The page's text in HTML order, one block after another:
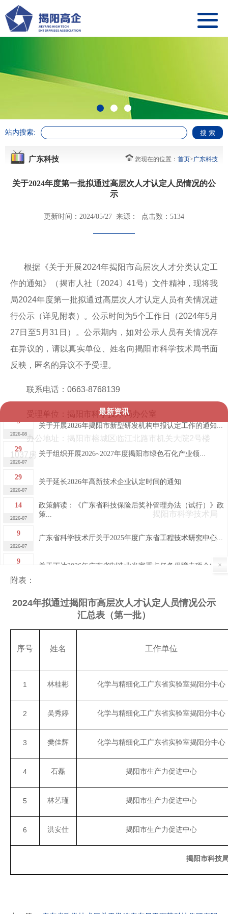
站内搜索:
广东科技 您现在的位置： 首页>广东科技
关于2024年度第一批拟通过高层次人才认定人员情况的公
示
更新时间：2024/05/27 来源： 点击数：5134
根据《关于开展2024年揭阳市高层次人才分类认定工
作的通知》（揭市人社〔2024〕41号）文件精神，现将我
局2024年度第一批拟通过高层次人才认定人员有关情况进
行公示（详见附表）。公示时间为5个工作日（2024年5月
27日至5月31日）。公示期内，如对公示人员有关情况存
在异议的，请以真实单位、姓名向揭阳市科学技术局书面
反映，匿名的异议不予受理。
联系电话：0663-8768139
受理单位：揭阳市科学技术局办公室
办公地址：揭阳市榕城区临江北路市机关大院2号楼
1037房
揭阳市科学技术局
2024年5月27日
附表：
2024年拟通过揭阳市高层次人才认定人员情况公示
汇总表（第一批）
序号 姓名 工作单位
1 林桂彬 化学与精细化工广东省实验室揭阳分中心
2 吴秀婷 化学与精细化工广东省实验室揭阳分中心
3 樊佳辉 化学与精细化工广东省实验室揭阳分中心
4 石磊 揭阳市生产力促进中心
5 林艺瑾 揭阳市生产力促进中心
6 洪安仕 揭阳市生产力促进中心
揭阳市科技
最新资讯
2026-08
关于开展2026年揭阳市新型研发机构申报认定工作的通知...
29
2026-07
关于组织开展2026~2027年度揭阳市绿色石化产业领...
29
2026-07
关于延长2026年高新技术企业认定时间的通知
14
2026-07
政策解读：《广东省科技保险后奖补管理办法（试行）》政
策...
9
2026-07
广东省科学技术厅关于2025年度广东省工程技术研究中心...
9
关于下达2026年广东省制造业当家重点任务保障专项企业...
2026-07
2026-07
关于广东省2026年第四批高新技术企业更名的公告
30
关于做好“榕江人才计划”科技创新（创业）人才申报工作
的...
29
2026-06
18
2020-11
17
2020-11
16
2020-11
关于广东省2020年第六批拟更名高新技术企业名单的公示
×